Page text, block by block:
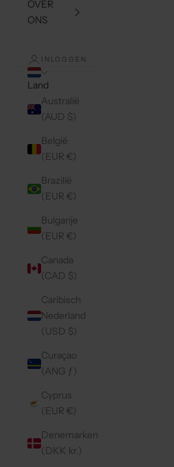
OVER
ONS
INLOGGEN
Land
Australië
(AUD $)
België
(EUR €)
Brazilië
(EUR €)
Bulgarije
(EUR €)
Canada
(CAD $)
Caribisch
Nederland
(USD $)
Curaçao
(ANG ƒ)
Cyprus
(EUR €)
Denemarken
(DKK kr.)